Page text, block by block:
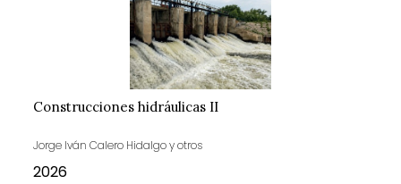
Construcciones hidráulicas II
Jorge Iván Calero Hidalgo y otros
2026